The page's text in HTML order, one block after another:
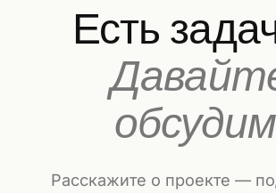
Есть
Расскажите о проекте —